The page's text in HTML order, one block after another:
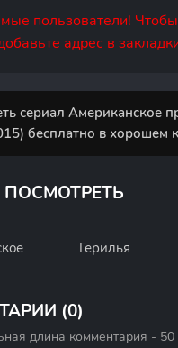
пользователи! Чтобы
адрес в
сериал Американское
бесплатно в хорошем
Герилья
(0)
длина комментария - 50